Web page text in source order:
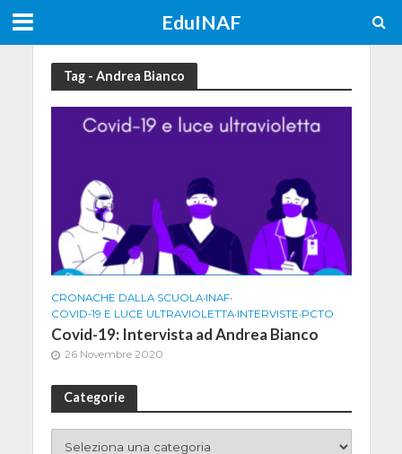
EduINAF
Tag - Andrea Bianco
CRONACHE DALLA SCUOLA•INAF•
COVID-19 E LUCE ULTRAVIOLETTA•INTERVISTE•PCTO
Covid-19: Intervista ad Andrea Bianco
26 Novembre 2020
Categorie